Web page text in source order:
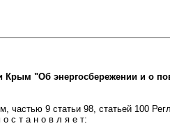
Крым "Об энергосбережении и о
частью 9 статьи 98, статьей 100
о с т а н о в л я е т: